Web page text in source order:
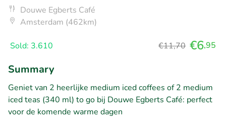
Douwe Egberts Café
Amsterdam (462km)
Sold: 3.610 €11,70 €6,95
Summary
Geniet van 2 heerlijke medium iced coffees of 2 medium
iced teas (340 ml) to go bij Douwe Egberts Café: perfect
voor de komende warme dagen